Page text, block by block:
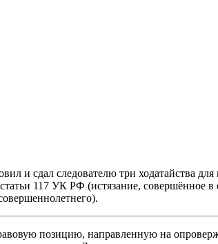
и сдал следователю три ходатайства
117 УК РФ (истязание, совершённое
позицию, направленную на